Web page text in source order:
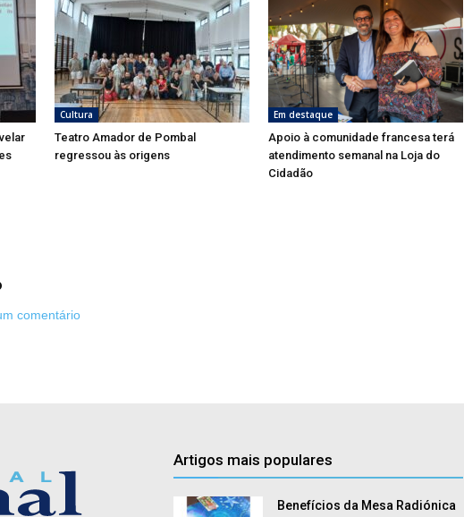
Cultura
Teatro Amador de Pombal
regressou às origens
Em destaque
Apoio à comunidade francesa terá
atendimento semanal na Loja do
Cidadão
comentário
Artigos mais populares
Benefícios da Mesa Radiónica